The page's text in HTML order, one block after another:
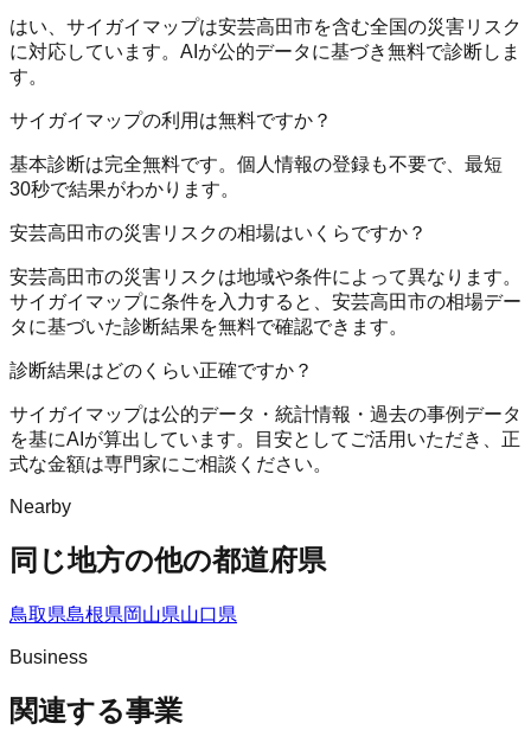
はい、サイガイマップは安芸高田市を含む全国の災害リスク
に対応しています。AIが公的データに基づき無料で診断しま
す。
サイガイマップの利用は無料ですか？
基本診断は完全無料です。個人情報の登録も不要で、最短
30秒で結果がわかります。
安芸高田市の災害リスクの相場はいくらですか？
安芸高田市の災害リスクは地域や条件によって異なります。
サイガイマップに条件を入力すると、安芸高田市の相場デー
タに基づいた診断結果を無料で確認できます。
診断結果はどのくらい正確ですか？
サイガイマップは公的データ・統計情報・過去の事例データ
を基にAIが算出しています。目安としてご活用いただき、正
式な金額は専門家にご相談ください。
Nearby
同じ地方の他の都道府県
鳥取県島根県岡山県山口県
Business
関連する事業